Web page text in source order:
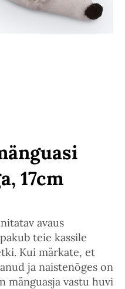
17cm
avaus
teie kassile
Kui märkate, et
ja naistenõges on
mänguasja vastu huvi